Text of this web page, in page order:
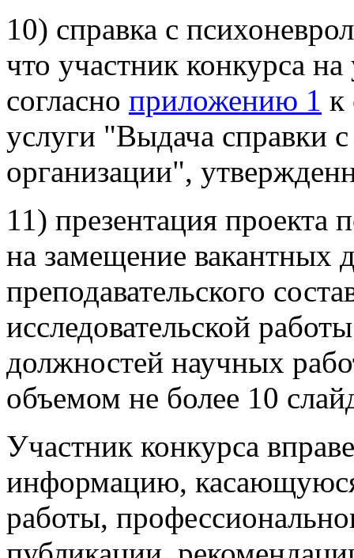
10) справка с
что участник конкурса
согласно приложению 1 к
услуги "Выдача справки
организации",
11) презентация проекта
на замещение вакантных
преподавательского
исследовательской
должностей научных
объемом не более 10
Участник конкурса
информацию,
работы,